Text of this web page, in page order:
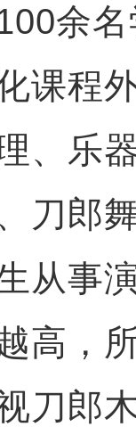
余名
课程
、乐
刀郎
从事
高，
刀郎